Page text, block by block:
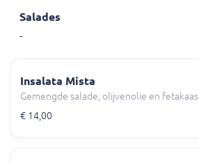
Salades
-
Insalata Mista
Gemengde salade, olijvenolie en fetakaas
€ 14,00